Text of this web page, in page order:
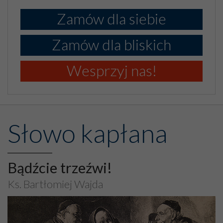
Zamów dla siebie
Zamów dla bliskich
Wesprzyj nas!
Słowo kapłana
Bądźcie trzeźwi!
Ks. Bartłomiej Wajda